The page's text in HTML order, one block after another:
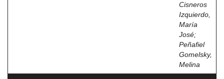
Cisneros
Izquierdo,
María
José;
Peñafiel
Gomelsky,
Melina